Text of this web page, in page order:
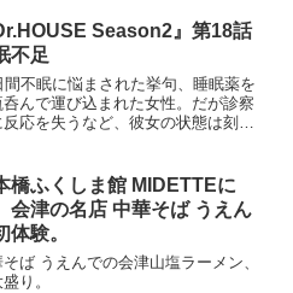
す。明日もちょっとバ...Season2』第18話
不足
間不眠に悩まされた挙句、睡眠薬を
呑んで運び込まれた女性。だが診察
反応を失うなど、彼女の状態は刻一
用されたことに立腹、ふたりの関係
化の一途を辿り、治...
橋ふくしま館 MIDETTEに
会津の名店 中華そば うえん
体験。
ば うえんでの会津山塩ラーメン、
り。